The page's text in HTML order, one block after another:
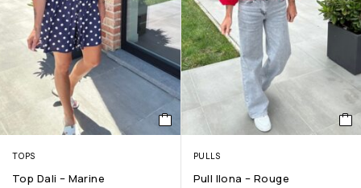
TOPS
Top Dali – Marine
PULLS
Pull Ilona – Rouge